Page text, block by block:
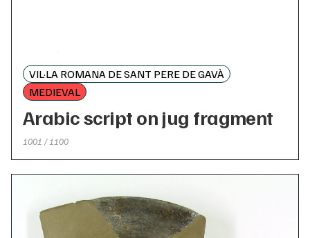
VIL·LA ROMANA DE SANT PERE DE GAVÀ
MEDIEVAL
Arabic script on jug fragment
1001 / 1100